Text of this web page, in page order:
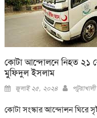
কোটা আন্দোলনে নিহত ২১
মুফিদুল ইসলাম
Posted
জুলাই ২৫, ২০২৪ Author
কোটা সংস্কার আন্দোলন ঘিরে